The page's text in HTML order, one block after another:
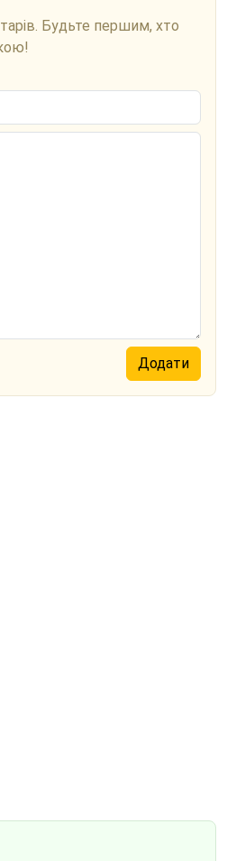
Будьте першим, хто